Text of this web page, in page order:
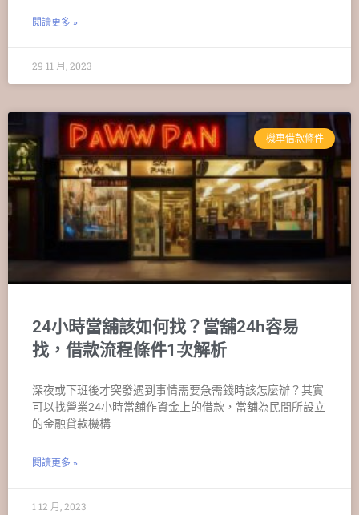
閱讀更多 »
29 11 月, 2023
機車借款條件
24小時當舖該如何找？當舖24h容易
找，借款流程條件1次解析
深夜或下班後才突發遇到事情需要急需錢時該怎麼辦？其實
可以找營業24小時當舖作資金上的借款，當舖為民間所設立
的金融貸款機構
閱讀更多 »
1 12 月, 2023